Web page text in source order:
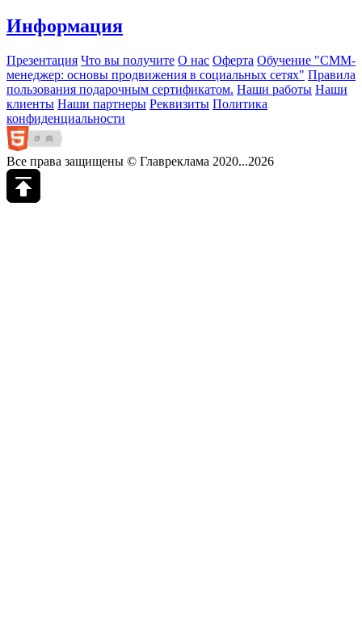
Информация
Презентация Что вы получите О нас Оферта Обучение "СМM-
менеджер: основы продвижения в социальных сетях" Правила
пользования подарочным сертификатом. Наши работы Наши
клиенты Наши партнеры Реквизиты Политика
конфиденциальности
Все права защищены © Главреклама 2020...2026